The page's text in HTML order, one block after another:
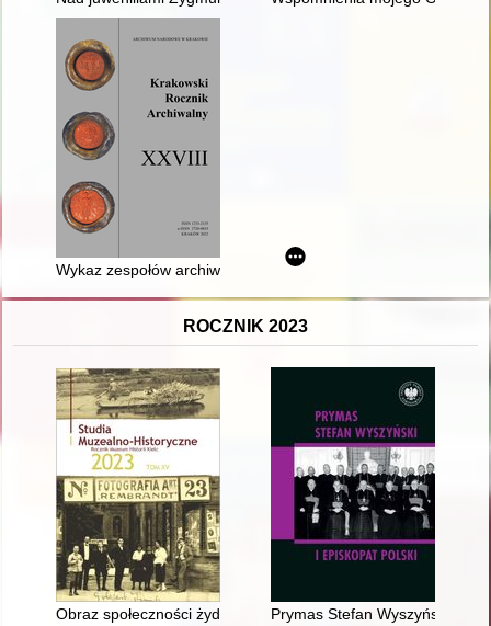
Wykaz zespołów archiwalnych (i części zespołów)
ROCZNIK 2023
Obraz społeczności żydowskiej Kielc w latach Wielkiej Wojny
Prymas Stefan Wyszyński a